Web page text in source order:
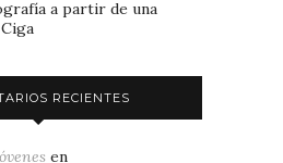
a partir de una
RECIENTES
en